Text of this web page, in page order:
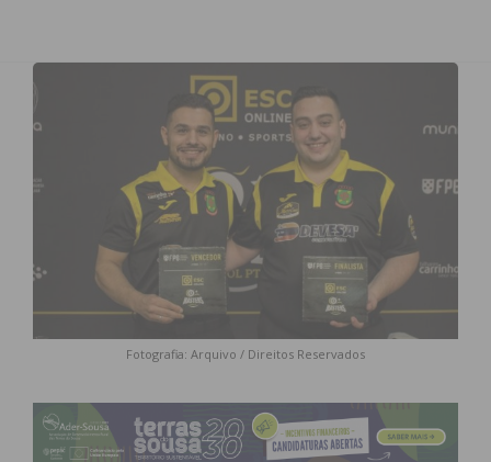
Fotografia: Arquivo / Direitos Reservados